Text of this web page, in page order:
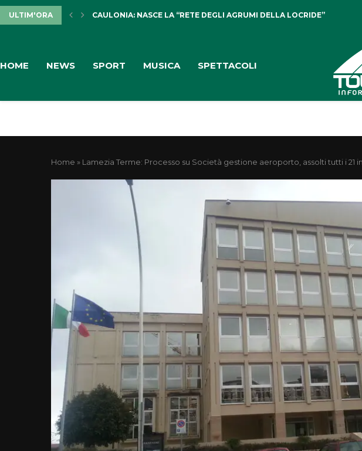
ULTIM'ORA CAULONIA: NASCE LA “RETE DEGLI AGRUMI DELLA LOCRIDE”
HOME NEWS SPORT MUSICA SPETTACOLI
Home » Lamezia Terme: Processo su Società gestione aeroporto, assolti tutti i 21